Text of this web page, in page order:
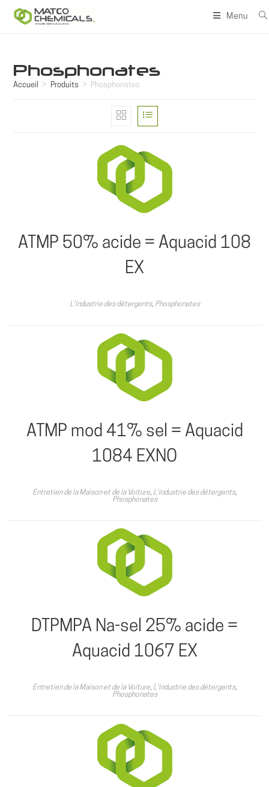
Menu
Phosphonates
Accueil > Produits > Phosphonates
ATMP 50% acide = Aquacid 108
EX
L'industrie des détergents, Phosphonates
ATMP mod 41% sel = Aquacid
1084 EXNO
Entretien de la Maison et de la Voiture, L'industrie des détergents,
Phosphonates
DTPMPA Na-sel 25% acide =
Aquacid 1067 EX
Entretien de la Maison et de la Voiture, L'industrie des détergents,
Phosphonates